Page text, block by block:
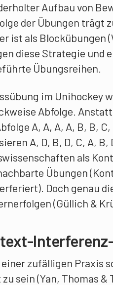
Aufbau von
der Übungen trägt
ist als Blockübungen
diese Strategie und
Übungsreihen.
im Unihockey
Abfolge.
A, A, A, A, B, B,
A, D, B, D, C, A,
als
Übungen
Doch genau
(Güllich &
einer zufälligen Praxis
sein (Yan, Thomas